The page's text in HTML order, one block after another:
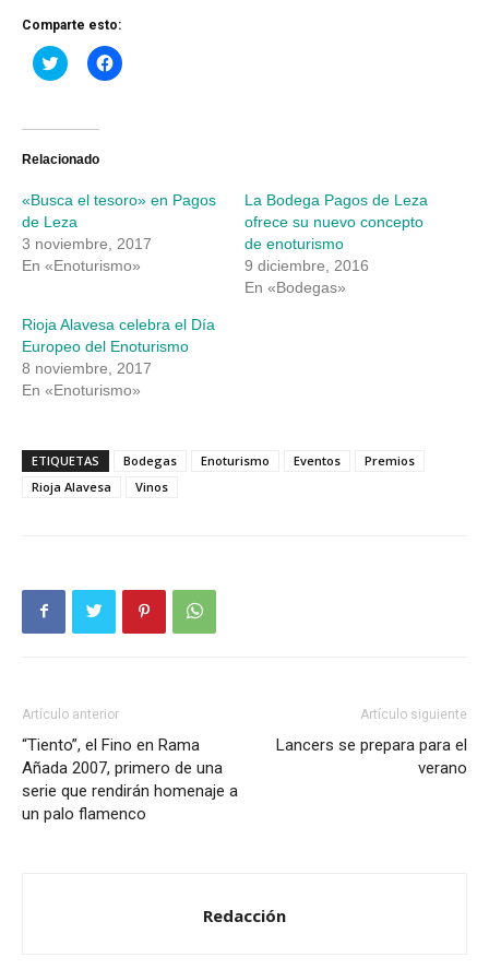
Comparte esto:
Haz
clic
Twitter
abre
ventana
nueva)
Haz
clic
ventana
Relacionado
«Busca el tesoro» en Pagos
de Leza
3 noviembre, 2017
En «Enoturismo»
La Bodega Pagos de Leza
ofrece su nuevo concepto
de enoturismo
9 diciembre, 2016
En «Bodegas»
Rioja Alavesa celebra el Día
Europeo del Enoturismo
8 noviembre, 2017
En «Enoturismo»
ETIQUETAS Bodegas Enoturismo Eventos
Premios
Rioja Alavesa
Vinos
Artículo anterior
“Tiento”, el Fino en Rama
Añada 2007, primero de una
serie que rendirán homenaje a
un palo flamenco
Artículo siguiente
Lancers se prepara para el
verano
Redacción